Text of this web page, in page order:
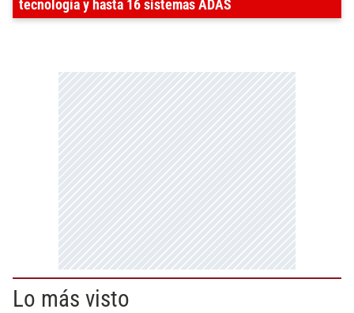
tecnología y hasta 16 sistemas ADAS
Lo más visto